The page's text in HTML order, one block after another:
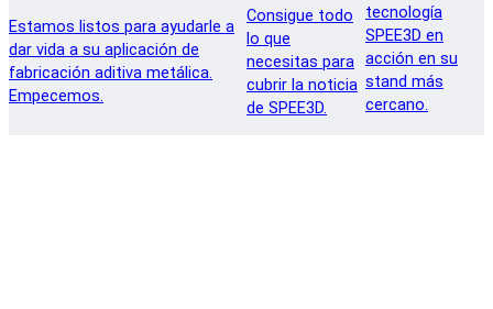
Estamos listos para ayudarle a
dar vida a su aplicación de
fabricación aditiva metálica.
Empecemos.
Consigue todo
lo que
necesitas para
cubrir la noticia
de SPEE3D.
tecnología
SPEE3D en
acción en su
stand más
cercano.